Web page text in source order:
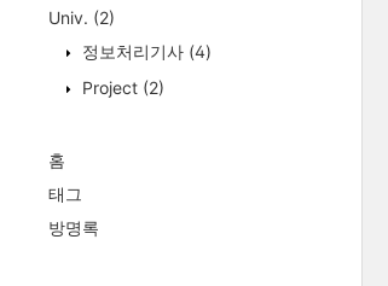
Univ. (2)
정보처리기사 (4)
Project (2)
홈
태그
방명록